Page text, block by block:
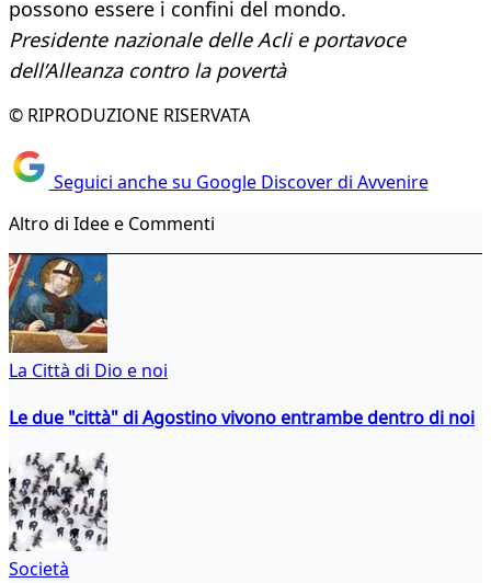
possono essere i confini del mondo.
Presidente nazionale delle Acli e portavoce
dell’Alleanza contro la povertà
© RIPRODUZIONE RISERVATA
Seguici anche su Google Discover di Avvenire
Altro di Idee e Commenti
La Città di Dio e noi
Le due "città" di Agostino vivono entrambe dentro di noi
Società